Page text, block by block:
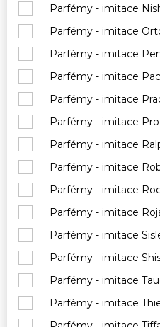
Parfémy - imitace
Parfémy - imitace
Parfémy - imitace
Parfémy - imitace
Parfémy - imitace
Parfémy - imitace
Parfémy - imitace
Parfémy - imitace
Parfémy - imitace
Parfémy - imitace
Parfémy - imitace
Parfémy - imitace
Parfémy - imitace
Parfémy - imitace